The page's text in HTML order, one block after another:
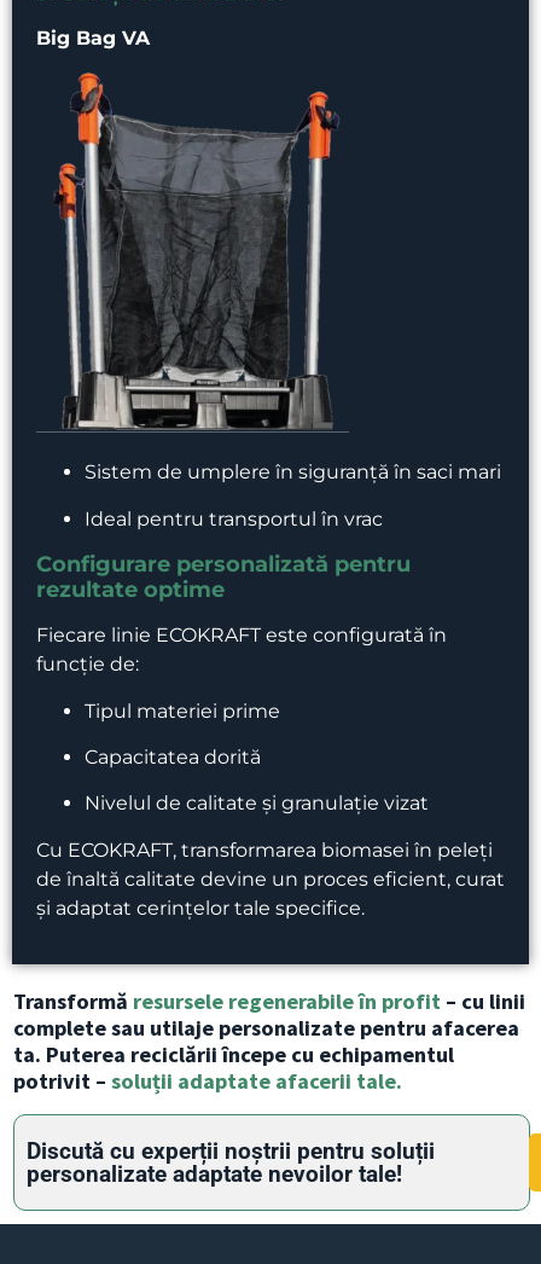
Big Bag VA
Sistem de umplere în siguranță în saci mari
Ideal pentru transportul în vrac
Configurare personalizată pentru
rezultate optime
Fiecare linie ECOKRAFT este configurată în
funcție de:
Tipul materiei prime
Capacitatea dorită
Nivelul de calitate și granulație vizat
Cu ECOKRAFT, transformarea biomasei în peleți
de înaltă calitate devine un proces eficient, curat
și adaptat cerințelor tale specifice.
Transformă resursele regenerabile în profit – cu linii
complete sau utilaje personalizate pentru afacerea
ta. Puterea reciclării începe cu echipamentul
potrivit – soluții adaptate afacerii tale.
Discută cu experții noștrii pentru soluții
personalizate adaptate nevoilor tale!